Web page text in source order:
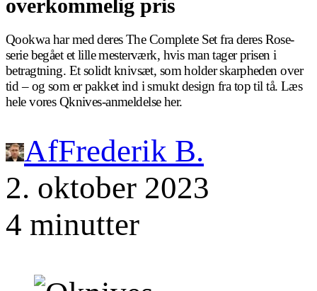
overkommelig pris
Qookwa har med deres The Complete Set fra deres Rose-
serie begået et lille mesterværk, hvis man tager prisen i
betragtning. Et solidt knivsæt, som holder skarpheden over
tid – og som er pakket ind i smukt design fra top til tå. Læs
hele vores Qknives-anmeldelse her.
AfFrederik B.
2. oktober 2023
4 minutter